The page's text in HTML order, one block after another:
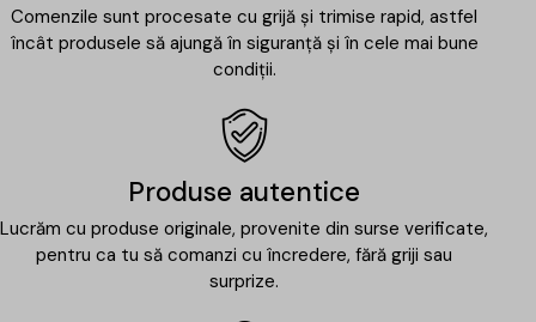
Comenzile sunt procesate cu grijă și trimise rapid, astfel
încât produsele să ajungă în siguranță și în cele mai bune
condiții.
Produse autentice
Lucrăm cu produse originale, provenite din surse verificate,
pentru ca tu să comanzi cu încredere, fără griji sau
surprize.